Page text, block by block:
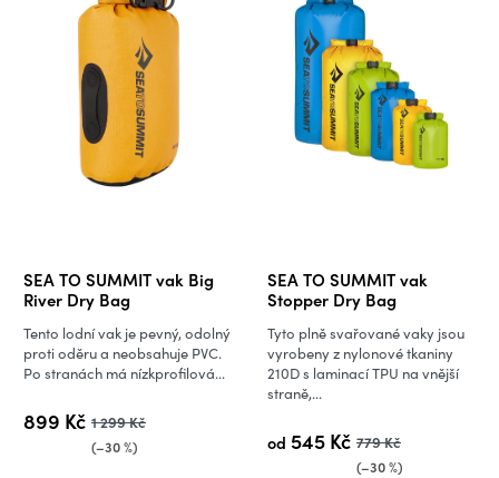
SEA TO SUMMIT vak Big
River Dry Bag
899 Kč 1 299 Kč
(–30 %)
Tento lodní vak je pevný, odolný
proti oděru a neobsahuje PVC.
Po stranách má nízkprofilová...
SEA TO SUMMIT vak
Stopper Dry Bag
od 545 Kč 779 Kč
(–30 %)
Tyto plně svařované vaky jsou
vyrobeny z nylonové tkaniny
210D s laminací TPU na vnější
straně,...